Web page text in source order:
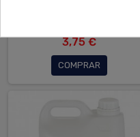
3,75 €
COMPRAR